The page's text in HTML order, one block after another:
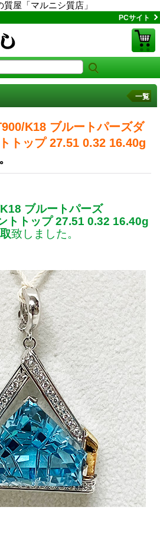
屋「マルニシ質店」
PCサイト
一覧
K18 ブルートパーズダ
トップ 27.51 0.32 16.40g
ブルートパーズ
トトップ 27.51 0.32 16.40g
致しました。